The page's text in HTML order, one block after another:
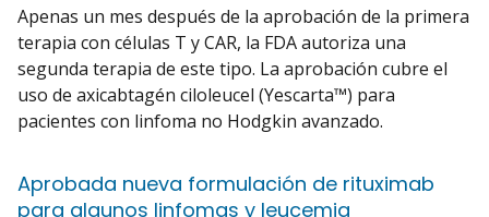
Apenas un mes después de la aprobación de la primera
terapia con células T y CAR, la FDA autoriza una
segunda terapia de este tipo. La aprobación cubre el
uso de axicabtagén ciloleucel (Yescarta™) para
pacientes con linfoma no Hodgkin avanzado.
Aprobada nueva formulación de rituximab
para algunos linfomas y leucemia